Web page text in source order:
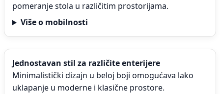
pomeranje stola u različitim prostorijama.
Više o mobilnosti
Jednostavan stil za različite enterijere
Minimalistički dizajn u beloj boji omogućava lako
uklapanje u moderne i klasične prostore.